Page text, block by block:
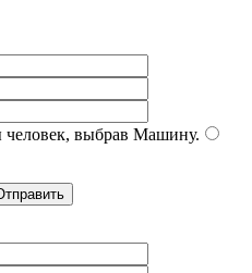
выбрав Машину.